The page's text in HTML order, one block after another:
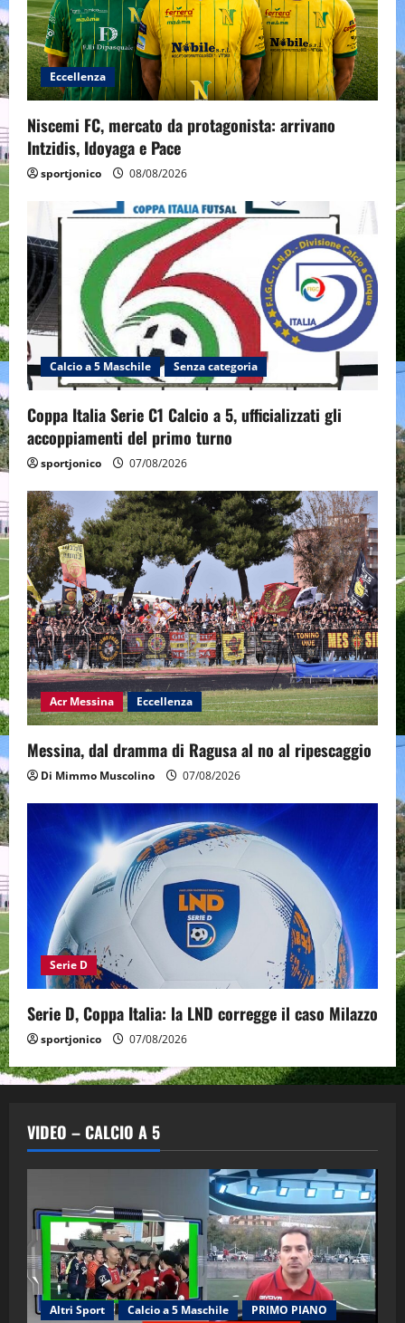
Eccellenza
Niscemi FC, mercato da protagonista: arrivano
Intzidis, Idoyaga e Pace
sportjonico 08/08/2026
Calcio a 5 Maschile Senza categoria
Coppa Italia Serie C1 Calcio a 5, ufficializzati gli
accoppiamenti del primo turno
sportjonico 07/08/2026
Acr Messina Eccellenza
Messina, dal dramma di Ragusa al no al ripescaggio
Di Mimmo Muscolino 07/08/2026
Serie D
Serie D, Coppa Italia: la LND corregge il caso Milazzo
sportjonico 07/08/2026
VIDEO – CALCIO A 5
Altri Sport Calcio a 5 Maschile
PRIMO PIANO